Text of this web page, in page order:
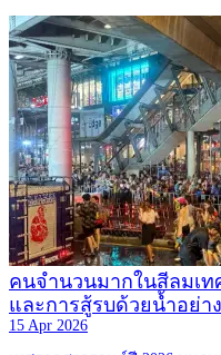
คนจำนวนมากในสีลมเ
และการสู้รบด้วยน้ำอย่า
15 Apr 2026